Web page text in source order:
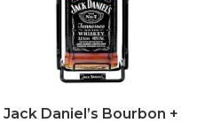
Jack Daniel’s Bourbon +